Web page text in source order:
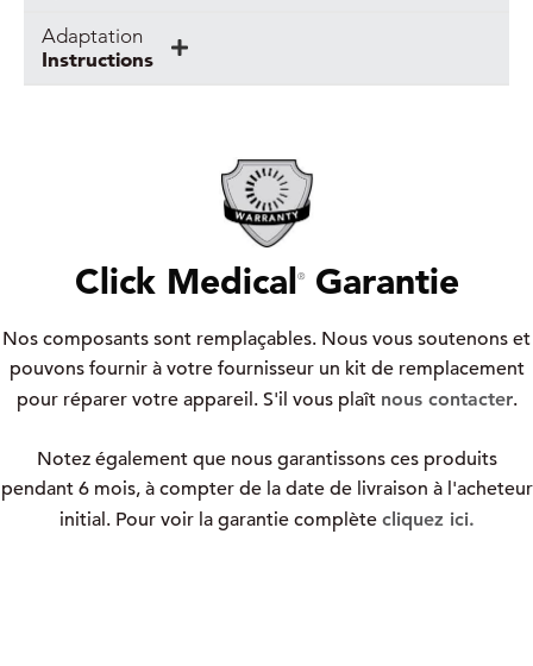
Adaptation
Instructions
Click Medical®Garantie
Nos composants sont remplaçables. Nous vous soutenons et
pouvons fournir à votre fournisseur un kit de remplacement
pour réparer votre appareil. S'il vous plaît nous contacter.
Notez également que nous garantissons ces produits
pendant 6 mois, à compter de la date de livraison à l'acheteur
initial. Pour voir la garantie complète cliquez ici.